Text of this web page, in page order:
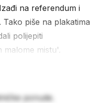
na referendum i
piše na plakatima
polijepiti
mistu'.
ponude.